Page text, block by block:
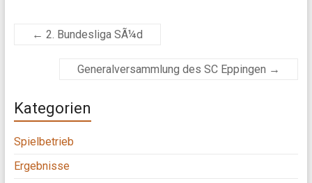
← 2. Bundesliga SÃ¼d
Generalversammlung des SC Eppingen →
Kategorien
Spielbetrieb
Ergebnisse